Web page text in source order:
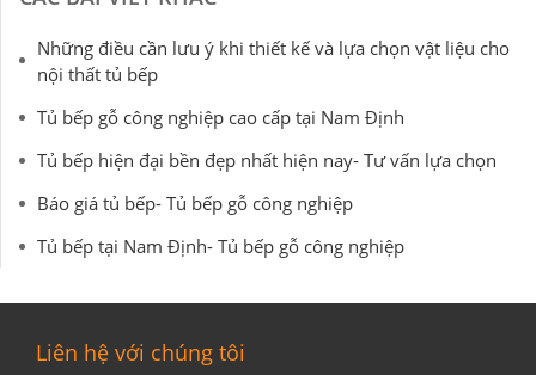
Những điều cần lưu ý khi thiết kế và lựa chọn vật liệu cho
nội thất tủ bếp
Tủ bếp gỗ công nghiệp cao cấp tại Nam Định
Tủ bếp hiện đại bền đẹp nhất hiện nay- Tư vấn lựa chọn
Báo giá tủ bếp- Tủ bếp gỗ công nghiệp
Tủ bếp tại Nam Định- Tủ bếp gỗ công nghiệp
Liên hệ với chúng tôi